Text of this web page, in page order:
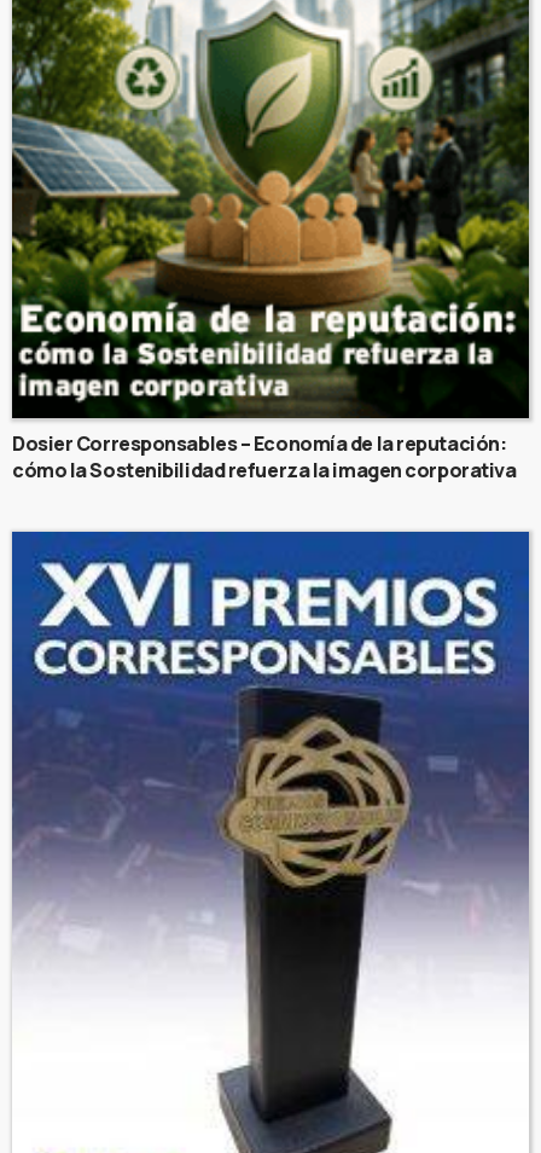
Dosier Corresponsables – Economía de la reputación:
cómo la Sostenibilidad refuerza la imagen corporativa